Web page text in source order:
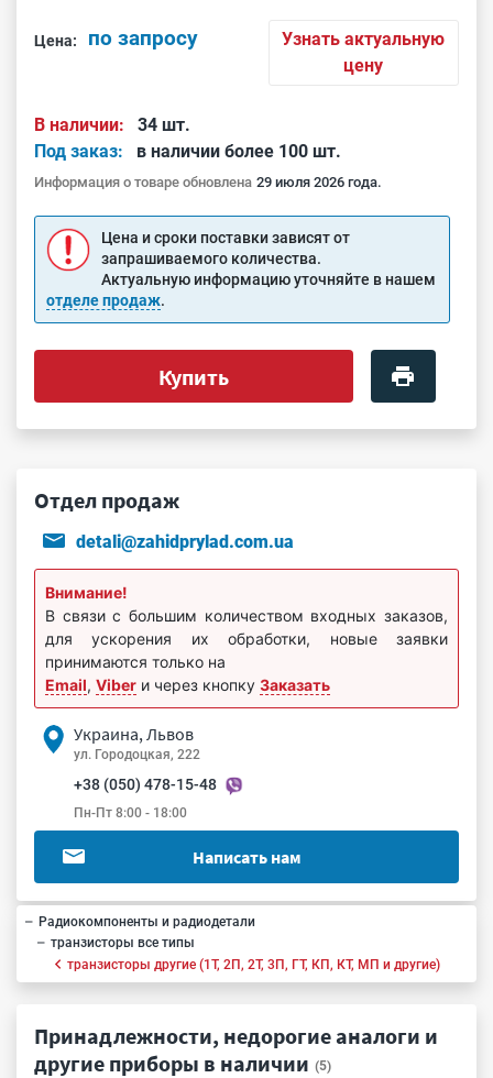
Цена: по запросу
Узнать актуальную
цену
В наличии:
34 шт.
Под заказ:
в наличии более 100 шт.
Информация о товаре обновлена 29 июля 2026 года.
Цена и сроки поставки зависят от
запрашиваемого количества.
Актуальную информацию уточняйте в нашем
отделе продаж.
Купить
Отдел продаж
detali@zahidprylad.com.ua
Внимание!
В связи с большим количеством входных заказов,
для ускорения их обработки, новые заявки
принимаются только на
Email, Viber и через кнопку Заказать
Украина, Львов
ул. Городоцкая, 222
+38 (050) 478-15-48
Пн-Пт 8:00 - 18:00
Написать нам
Радиокомпоненты и радиодетали
транзисторы все типы
транзисторы другие (1Т, 2П, 2Т, 3П, ГТ, КП, КТ, МП и другие)
Принадлежности, недорогие аналоги и
другие приборы в наличии (5)